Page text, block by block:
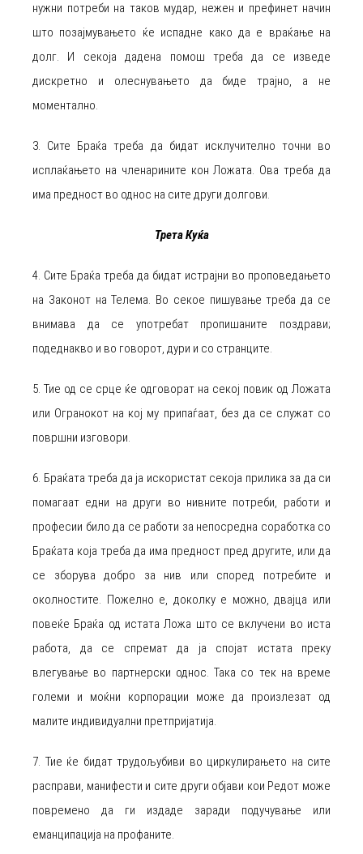
нужни потреби на таков мудар, нежен и префинет начин
што позајмувањето ќе испадне како да е враќање на
долг. И секоја дадена помош треба да се изведе
дискретно и олеснувањето да биде трајно, а не
моментално.
3. Сите Браќа треба да бидат исклучително точни во
исплаќањето на членарините кон Ложата. Ова треба да
има предност во однос на сите други долгови.
Трета Куќа
4. Сите Браќа треба да бидат истрајни во проповедањето
на Законот на Телема. Во секое пишување треба да се
внимава да се употребат пропишаните поздрави;
подеднакво и во говорот, дури и со странците.
5. Тие од се срце ќе одговорат на секој повик од Ложата
или Огранокот на кој му припаѓаат, без да се служат со
површни изговори.
6. Браќата треба да ја искористат секоја прилика за да си
помагаат едни на други во нивните потреби, работи и
професии било да се работи за непосредна соработка со
Браќата која треба да има предност пред другите, или да
се зборува добро за нив или според потребите и
околностите. Пожелно е, доколку е можно, двајца или
повеќе Браќа од истата Ложа што се вклучени во иста
работа, да се спремат да ја спојат истата преку
влегување во партнерски однос. Така со тек на време
големи и моќни корпорации може да произлезат од
малите индивидуални претпријатија.
7. Тие ќе бидат трудољубиви во циркулирањето на сите
расправи, манифести и сите други објави кои Редот може
повремено да ги издаде заради подучување или
еманципација на профаните.